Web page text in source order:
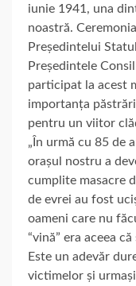
iunie 1941, una
noastră.
Președintelui
Președintele
participat la acest
importanța
pentru un viitor
„În urmă cu 85 de
orașul nostru a
cumplite masacre
de evrei au fost
oameni care nu
“vină” era aceea
Este un adevăr
victimelor și